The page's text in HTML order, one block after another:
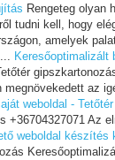
Rengeteg olyan
tudni kell, hogy
amelyek
Keresőoptimalizált
megnövekedett az
weboldal -
+36704327071 Az
weboldal készítés